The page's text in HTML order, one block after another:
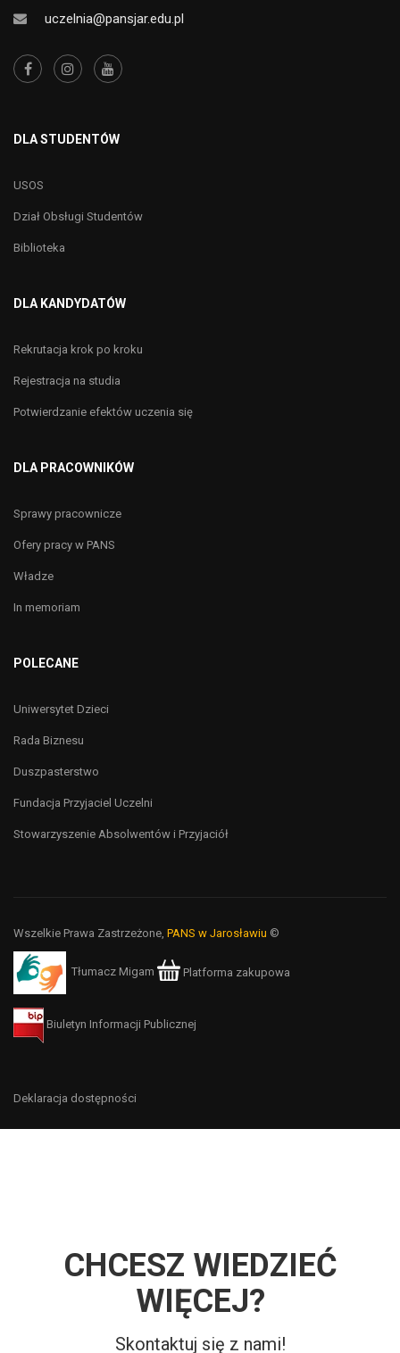
uczelnia@pansjar.edu.pl
DLA STUDENTÓW
USOS
Dział Obsługi Studentów
Biblioteka
DLA KANDYDATÓW
Rekrutacja krok po kroku
Rejestracja na studia
Potwierdzanie efektów uczenia się
DLA PRACOWNIKÓW
Sprawy pracownicze
Ofery pracy w PANS
Władze
In memoriam
POLECANE
Uniwersytet Dzieci
Rada Biznesu
Duszpasterstwo
Fundacja Przyjaciel Uczelni
Stowarzyszenie Absolwentów i Przyjaciół
Wszelkie Prawa Zastrzeżone, PANS w Jarosławiu ©
Tłumacz Migam Platforma zakupowa
Biuletyn Informacji Publicznej
Deklaracja dostępności
CHCESZ WIEDZIEĆ
WIĘCEJ?
Skontaktuj się z nami!